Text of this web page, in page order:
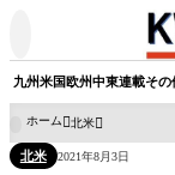
九州米国欧州中東連載その
ホーム 北米
北米 2021年8月3日